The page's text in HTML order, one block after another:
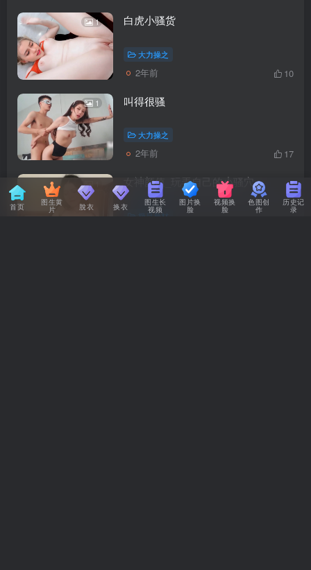
1 白虎小骚货
大力操之
2年前 10
1 叫得很骚
大力操之
2年前 17
女神颜值_玩弄自己的小骚穴
极品身材
首页 图生黄
片 脫衣 换衣 图生长
视频
图片换
脸
视频换
脸
色图创
作
历史记
录